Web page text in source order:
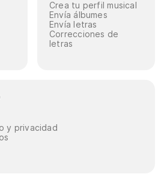
Crea tu perfil musical
Envía álbumes
Envía letras
Correcciones de
letras
y privacidad